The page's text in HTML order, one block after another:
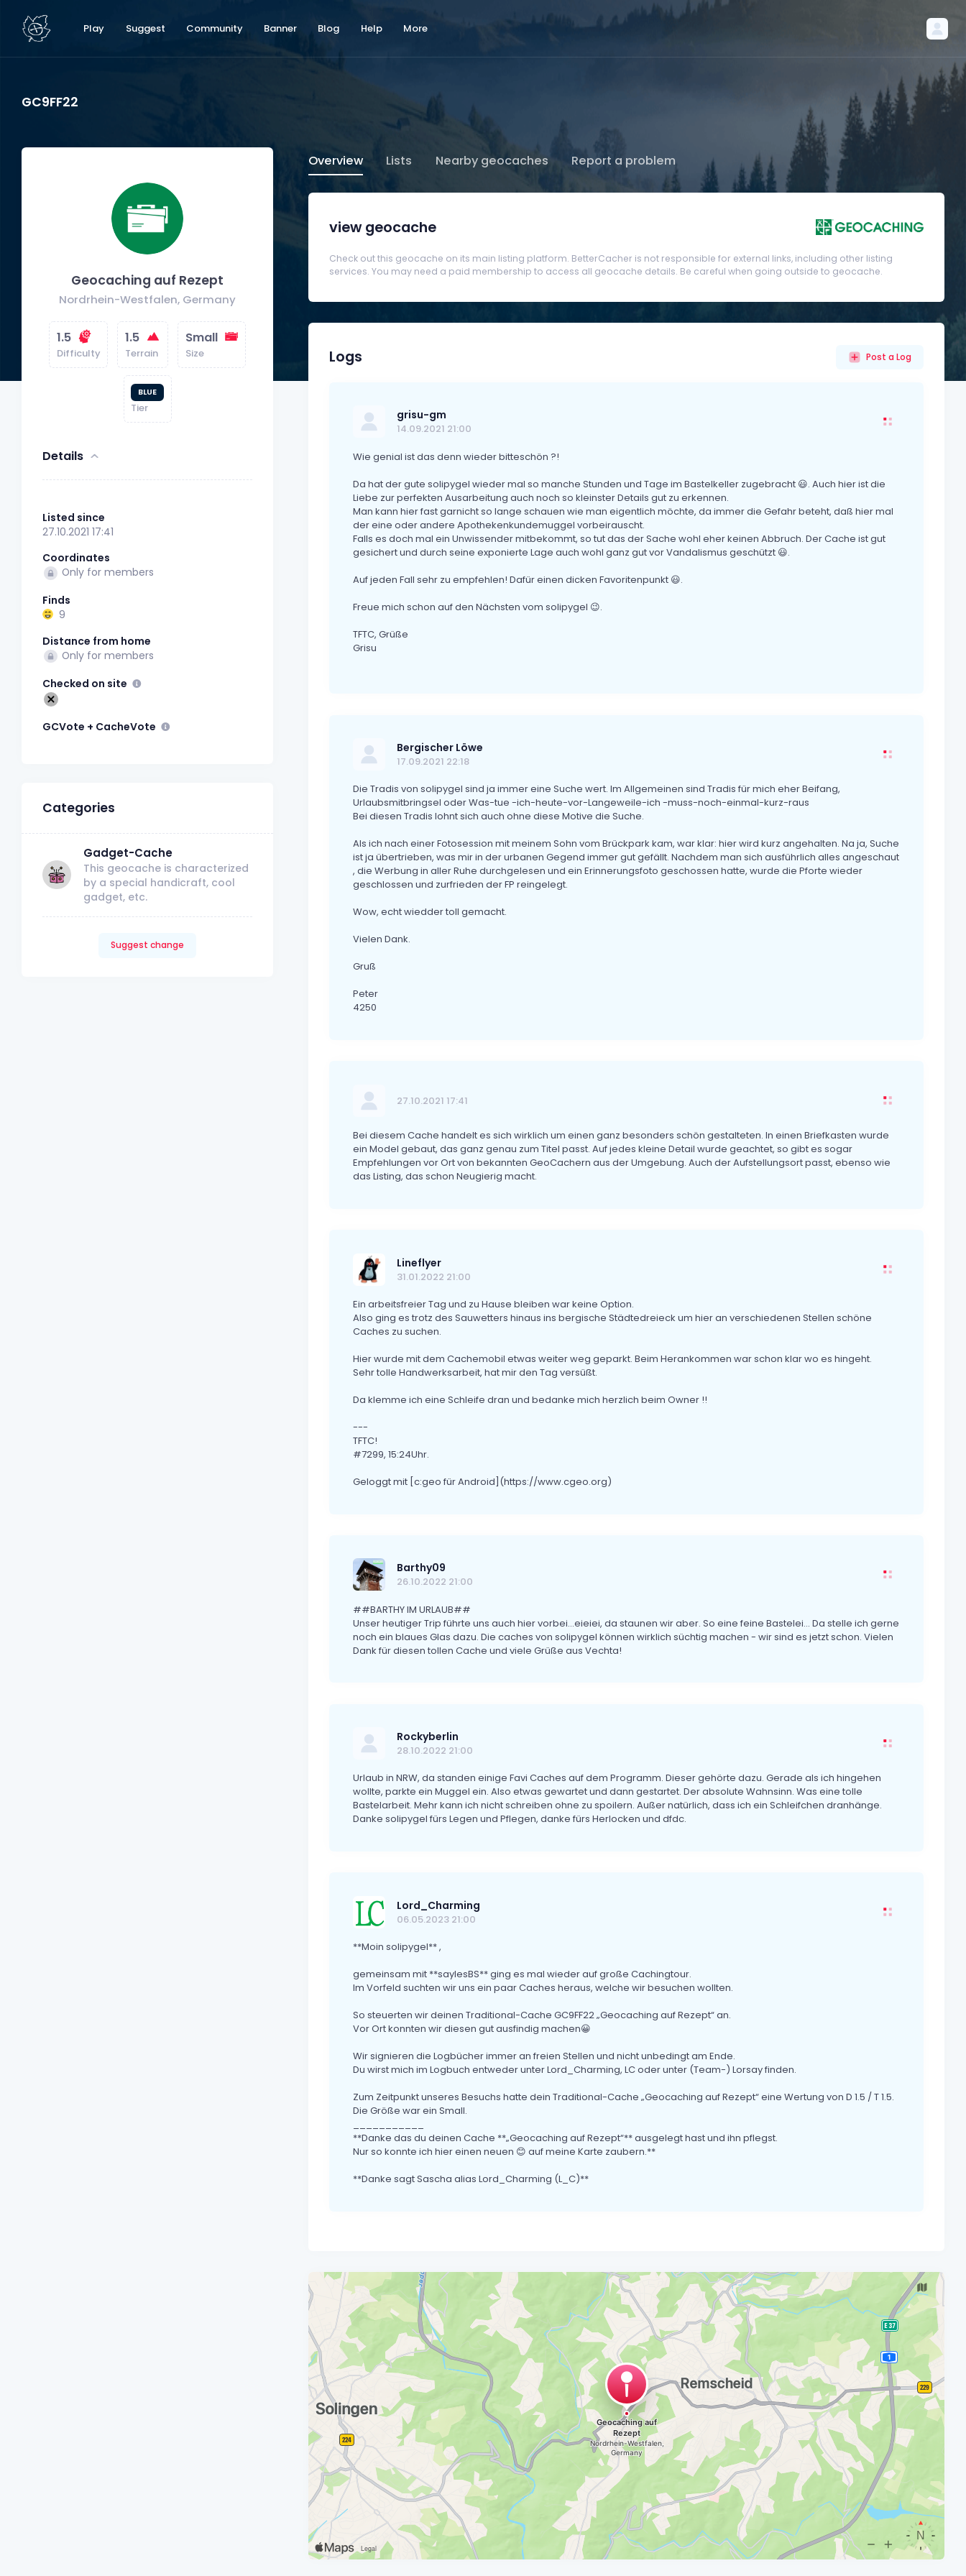
Play Suggest Community Banner Blog Help More
GC9FF22
Geocaching auf Rezept
Nordrhein-Westfalen, Germany
1.5
Difficulty
1.5
Terrain
Small
Size
BLUE
Tier
Details
Listed since
27.10.2021 17:41
Coordinates
Only for members
Finds
9
Distance from home
Only for members
Checked on site
GCVote + CacheVote
Categories
Gadget-Cache
This geocache is characterized
by a special handicraft, cool
gadget, etc.
Suggest change
Overview Lists Nearby geocaches Report a problem
view geocache
Check out this geocache on its main listing platform. BetterCacher is not responsible for external links, including other listing
services. You may need a paid membership to access all geocache details. Be careful when going outside to geocache.
Logs Post a Log
grisu-gm
14.09.2021 21:00
Wie genial ist das denn wieder bitteschön ?!
Da hat der gute solipygel wieder mal so manche Stunden und Tage im Bastelkeller zugebracht 😃. Auch hier ist die
Liebe zur perfekten Ausarbeitung auch noch so kleinster Details gut zu erkennen.
Man kann hier fast garnicht so lange schauen wie man eigentlich möchte, da immer die Gefahr beteht, daß hier mal
der eine oder andere Apothekenkundemuggel vorbeirauscht.
Falls es doch mal ein Unwissender mitbekommt, so tut das der Sache wohl eher keinen Abbruch. Der Cache ist gut
gesichert und durch seine exponierte Lage auch wohl ganz gut vor Vandalismus geschützt 😃.
Auf jeden Fall sehr zu empfehlen! Dafür einen dicken Favoritenpunkt 😃.
Freue mich schon auf den Nächsten vom solipygel 😉.
TFTC, Grüße
Grisu
Bergischer Löwe
17.09.2021 22:18
Die Tradis von solipygel sind ja immer eine Suche wert. Im Allgemeinen sind Tradis für mich eher Beifang,
Urlaubsmitbringsel oder Was-tue -ich-heute-vor-Langeweile-ich -muss-noch-einmal-kurz-raus
Bei diesen Tradis lohnt sich auch ohne diese Motive die Suche.
Als ich nach einer Fotosession mit meinem Sohn vom Brückpark kam, war klar: hier wird kurz angehalten. Na ja, Suche
ist ja übertrieben, was mir in der urbanen Gegend immer gut gefällt. Nachdem man sich ausführlich alles angeschaut
, die Werbung in aller Ruhe durchgelesen und ein Erinnerungsfoto geschossen hatte, wurde die Pforte wieder
geschlossen und zurfrieden der FP reingelegt.
Wow, echt wiedder toll gemacht.
Vielen Dank.
Gruß
Peter
4250
27.10.2021 17:41
Bei diesem Cache handelt es sich wirklich um einen ganz besonders schön gestalteten. In einen Briefkasten wurde
ein Model gebaut, das ganz genau zum Titel passt. Auf jedes kleine Detail wurde geachtet, so gibt es sogar
Empfehlungen vor Ort von bekannten GeoCachern aus der Umgebung. Auch der Aufstellungsort passt, ebenso wie
das Listing, das schon Neugierig macht.
Lineflyer
31.01.2022 21:00
Ein arbeitsfreier Tag und zu Hause bleiben war keine Option.
Also ging es trotz des Sauwetters hinaus ins bergische Städtedreieck um hier an verschiedenen Stellen schöne
Caches zu suchen.
Hier wurde mit dem Cachemobil etwas weiter weg geparkt. Beim Herankommen war schon klar wo es hingeht.
Sehr tolle Handwerksarbeit, hat mir den Tag versüßt.
Da klemme ich eine Schleife dran und bedanke mich herzlich beim Owner !!
---
TFTC!
#7299, 15:24Uhr.
Geloggt mit [c:geo für Android](https://www.cgeo.org)
Barthy09
26.10.2022 21:00
##BARTHY IM URLAUB##
Unser heutiger Trip führte uns auch hier vorbei...eieiei, da staunen wir aber. So eine feine Bastelei... Da stelle ich gerne
noch ein blaues Glas dazu. Die caches von solipygel können wirklich süchtig machen - wir sind es jetzt schon. Vielen
Dank für diesen tollen Cache und viele Grüße aus Vechta!
Rockyberlin
28.10.2022 21:00
Urlaub in NRW, da standen einige Favi Caches auf dem Programm. Dieser gehörte dazu. Gerade als ich hingehen
wollte, parkte ein Muggel ein. Also etwas gewartet und dann gestartet. Der absolute Wahnsinn. Was eine tolle
Bastelarbeit. Mehr kann ich nicht schreiben ohne zu spoilern. Außer natürlich, dass ich ein Schleifchen dranhänge.
Danke solipygel fürs Legen und Pflegen, danke fürs Herlocken und dfdc.
Lord_Charming
06.05.2023 21:00
**Moin solipygel** ,
gemeinsam mit **saylesBS** ging es mal wieder auf große Cachingtour.
Im Vorfeld suchten wir uns ein paar Caches heraus, welche wir besuchen wollten.
So steuerten wir deinen Traditional-Cache GC9FF22 „Geocaching auf Rezept“ an.
Vor Ort konnten wir diesen gut ausfindig machen😀
Wir signieren die Logbücher immer an freien Stellen und nicht unbedingt am Ende.
Du wirst mich im Logbuch entweder unter Lord_Charming, LC oder unter (Team-) Lorsay finden.
Zum Zeitpunkt unseres Besuchs hatte dein Traditional-Cache „Geocaching auf Rezept“ eine Wertung von D 1.5 / T 1.5.
Die Größe war ein Small.
**Danke das du deinen Cache **„Geocaching auf Rezept“** ausgelegt hast und ihn pflegst.
Nur so konnte ich hier einen neuen 😊 auf meine Karte zaubern.**
**Danke sagt Sascha alias Lord_Charming (L_C)**